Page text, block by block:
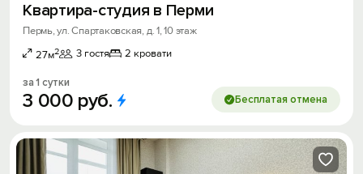
Квартира-студия в Перми
Пермь, ул. Спартаковская, д. 1, 10 этаж
27м2 3 гостя 2 кровати
за 1 сутки
3 000 руб. Бесплатая отмена